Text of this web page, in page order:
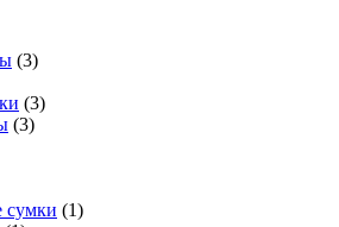
(3)
(3)
(3)
сумки (1)